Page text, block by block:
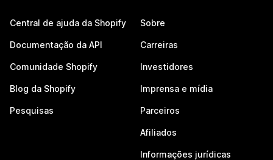
Central de ajuda da Shopify
Documentação da API
Comunidade Shopify
Blog da Shopify
Pesquisas
Sobre
Carreiras
Investidores
Imprensa e mídia
Parceiros
Afiliados
Informações jurídicas